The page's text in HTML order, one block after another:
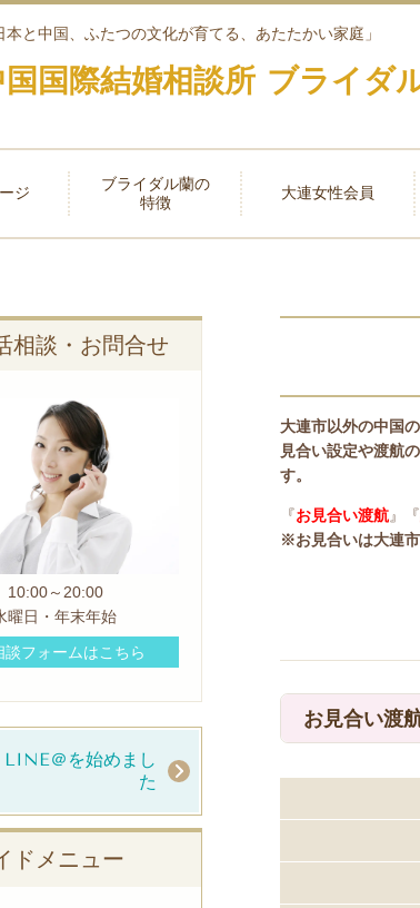
本と中国、ふたつの文化が育てる、あたたかい家庭」
国国際結婚相談所 ブライダ
ジ
ブライダル蘭の
特徴
大連女性会員
大連市以外の中国
見合い設定や渡航
す。
『お見合い渡航』『
※お見合いは大連市
お見合い渡
相談・お問合せ
10:00～20:00
曜日・年末年始
談フォームはこちら
LINE＠を始めまし
た
ドメニュー